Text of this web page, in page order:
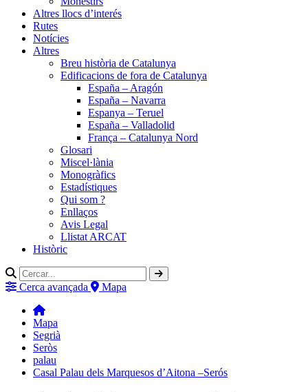
Altres llocs d’interés
Rutes
Notícies
Altres
Breu història de Catalunya
Edificacions de fora de Catalunya
España – Aragón
España – Navarra
Espanya – Teruel
España – Valladolid
França – Catalunya Nord
Glosari
Miscel·lània
Monogràfics
Estadístiques
Qui som ?
Enllaços
Avis Legal
Llistat ARCAT
Històric
Cerca avançada Mapa
Mapa
Segrià
Seròs
palau
Casal Palau dels Marquesos d’Aitona –Serós